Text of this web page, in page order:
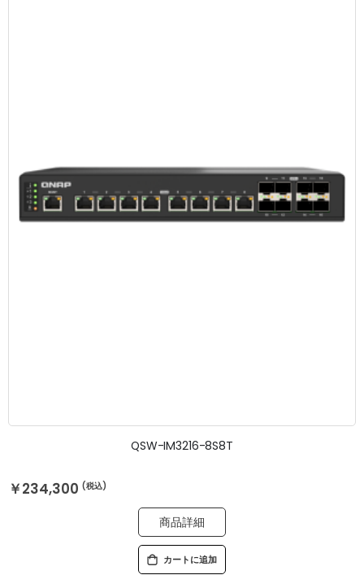
QSW-IM3216-8S8T
￥234,300
商品詳細
カートに追加